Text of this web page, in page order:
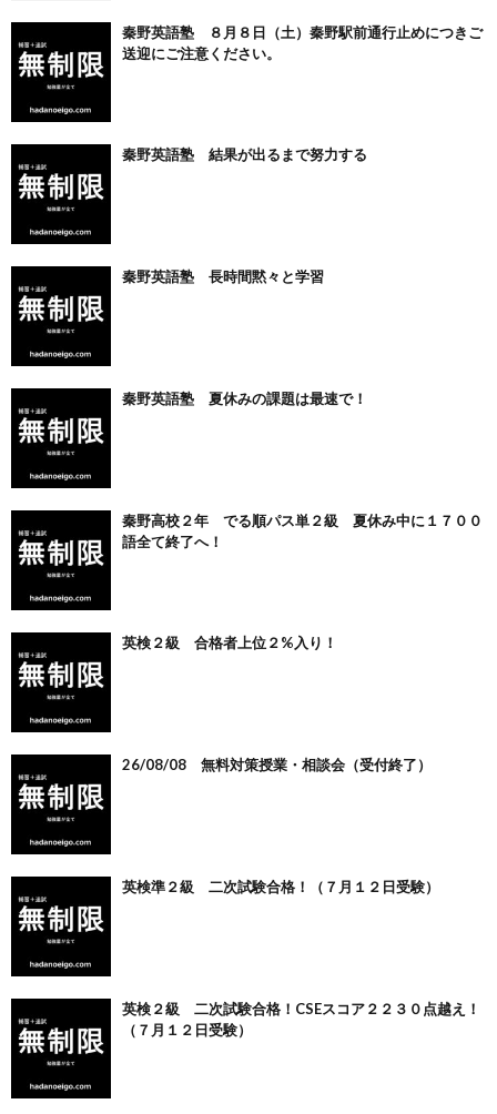
秦野英語塾 ８月８日（土）秦野駅前通行止めにつきご
送迎にご注意ください。
秦野英語塾 結果が出るまで努力する
秦野英語塾 長時間黙々と学習
秦野英語塾 夏休みの課題は最速で！
秦野高校２年 でる順パス単２級 夏休み中に１７００
語全て終了へ！
英検２級 合格者上位２%入り！
26/08/08 無料対策授業・相談会（受付終了）
英検準２級 二次試験合格！（７月１２日受験）
英検２級 二次試験合格！CSEスコア２２３０点越え！
（７月１２日受験）